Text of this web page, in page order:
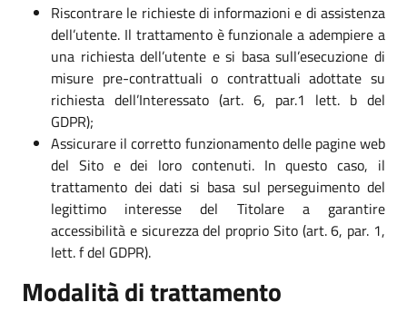
Riscontrare le richieste di informazioni e di assistenza
dell’utente. Il trattamento è funzionale a adempiere a
una richiesta dell’utente e si basa sull’esecuzione di
misure pre-contrattuali o contrattuali adottate su
richiesta dell’Interessato (art. 6, par.1 lett. b del
GDPR);
Assicurare il corretto funzionamento delle pagine web
del Sito e dei loro contenuti. In questo caso, il
trattamento dei dati si basa sul perseguimento del
legittimo interesse del Titolare a garantire
accessibilità e sicurezza del proprio Sito (art. 6, par. 1,
lett. f del GDPR).
Modalità di trattamento